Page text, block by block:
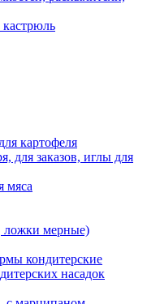
картофеля
для заказов, иглы для
мяса
ложки мерные)
кондитерские
насадок